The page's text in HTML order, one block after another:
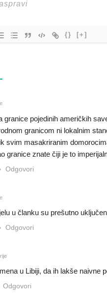
{} [+]
granice pojedinih američkih
granicom ni lokalnim
svim masakriranim
granice znate čiji je to
Odgovori
u članku su prešutno
Odgovori
u Libiji, da ih lakše naivne
Odgovori